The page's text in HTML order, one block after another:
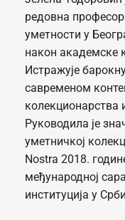
редовна
уметности у
након академске
Истражује
савременом
колекционарства
Руководила је
уметничкој
Nostra 2018.
међународној
институција у